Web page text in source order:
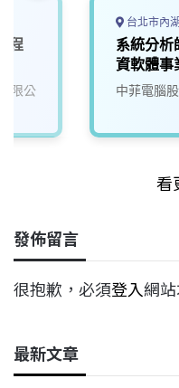
程
限公
台北市內
系統分析
資軟體事
中菲電腦
看
發佈留言
很抱歉，必須登入網
最新文章